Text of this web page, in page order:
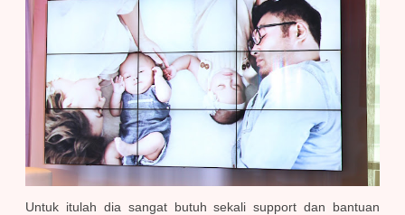
Untuk itulah dia sangat butuh sekali support dan bantuan